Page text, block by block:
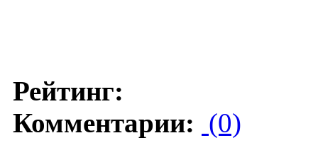
Рейтинг:
Комментарии: (0)